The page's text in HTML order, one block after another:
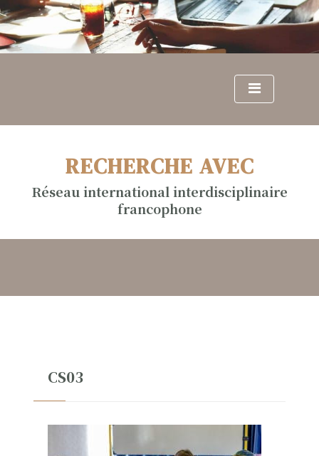
S
k
i
o
RECHERCHE AVEC
Réseau international interdisciplinaire
francophone
CS03